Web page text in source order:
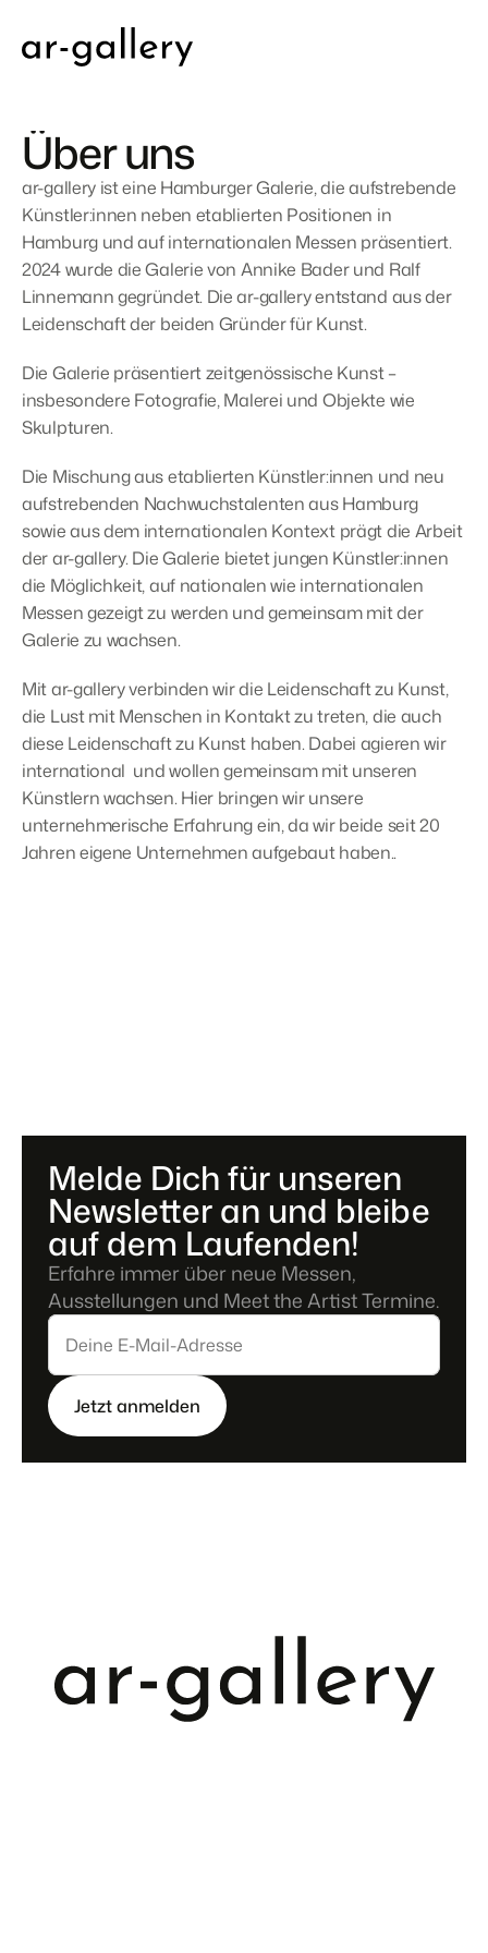
Über uns
ar-gallery ist eine Hamburger Galerie, die aufstrebende
Künstler:innen neben etablierten Positionen in
Hamburg und auf internationalen Messen präsentiert.
2024 wurde die Galerie von Annike Bader und Ralf
Linnemann gegründet. Die ar-gallery entstand aus der
Leidenschaft der beiden Gründer für Kunst.
Die Galerie präsentiert zeitgenössische Kunst –
insbesondere Fotografie, Malerei und Objekte wie
Skulpturen.
Die Mischung aus etablierten Künstler:innen und neu
aufstrebenden Nachwuchstalenten aus Hamburg
sowie aus dem internationalen Kontext prägt die Arbeit
der ar-gallery. Die Galerie bietet jungen Künstler:innen
die Möglichkeit, auf nationalen wie internationalen
Messen gezeigt zu werden und gemeinsam mit der
Galerie zu wachsen.
Mit ar-gallery verbinden wir die Leidenschaft zu Kunst,
die Lust mit Menschen in Kontakt zu treten, die auch
diese Leidenschaft zu Kunst haben. Dabei agieren wir
international  und wollen gemeinsam mit unseren
Künstlern wachsen. Hier bringen wir unsere
unternehmerische Erfahrung ein, da wir beide seit 20
Jahren eigene Unternehmen aufgebaut haben..
Melde Dich für unseren
Newsletter an und bleibe
auf dem Laufenden!
Erfahre immer über neue Messen,
Ausstellungen und Meet the Artist Termine.
Jetzt anmelden